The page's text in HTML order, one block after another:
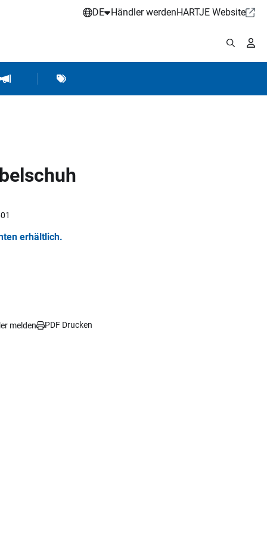
DE Händler werdenHARTJE Website
Hartje MarketingMarken
erhältlich.
melden PDF Drucken